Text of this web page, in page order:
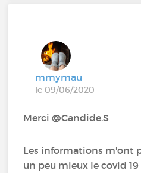
mmymau
le 09/06/2020
Merci @Candide.S
Les informations m'ont
un peu mieux le covid